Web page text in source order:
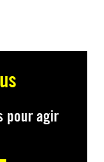
pour agir